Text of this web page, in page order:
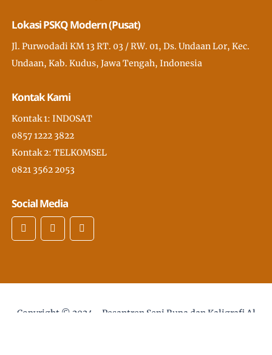
Lokasi PSKQ Modern (Pusat)
Jl. Purwodadi KM 13 RT. 03 / RW. 01, Ds. Undaan Lor, Kec.
Undaan, Kab. Kudus, Jawa Tengah, Indonesia
Kontak Kami
Kontak 1: INDOSAT
0857 1222 3822
Kontak 2: TELKOMSEL
0821 3562 2053
Social Media
Copyright © 2024 - Pesantren Seni Rupa dan Kaligrafi Al